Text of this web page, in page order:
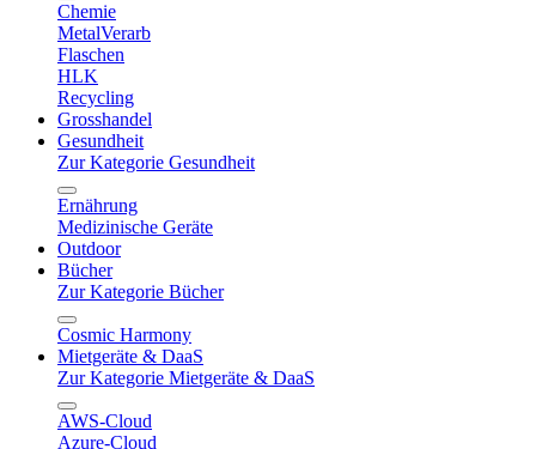
Chemie
MetalVerarb
Flaschen
HLK
Recycling
Grosshandel
Gesundheit
Zur Kategorie Gesundheit
Ernährung
Medizinische Geräte
Outdoor
Bücher
Zur Kategorie Bücher
Cosmic Harmony
Mietgeräte & DaaS
Zur Kategorie Mietgeräte & DaaS
AWS-Cloud
Azure-Cloud